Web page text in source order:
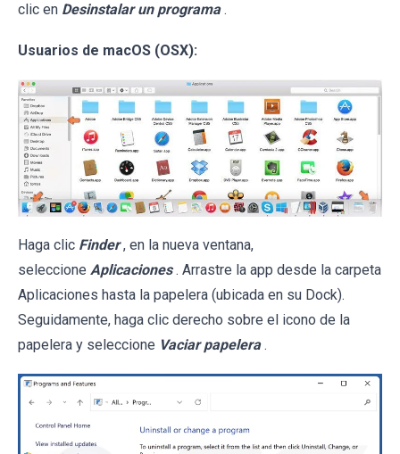
clic en Desinstalar un programa .
Usuarios de macOS (OSX):
Haga clic Finder , en la nueva ventana,
seleccione Aplicaciones . Arrastre la app desde la carpeta
Aplicaciones hasta la papelera (ubicada en su Dock).
Seguidamente, haga clic derecho sobre el icono de la
papelera y seleccione Vaciar papelera .